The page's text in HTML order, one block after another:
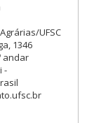
UFSC
1346
andar
-